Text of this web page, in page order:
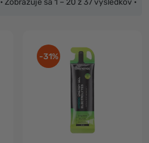
• Zobrazuje sa 1 – 20 z 37 výsledkov •
-31%